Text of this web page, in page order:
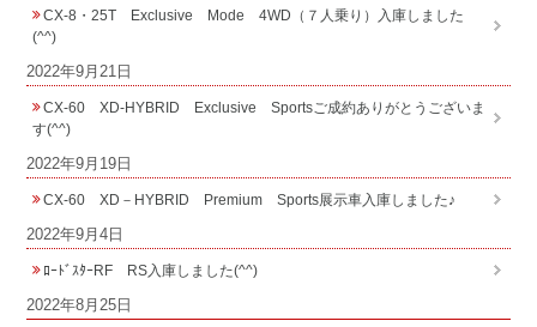
CX-8・25T Exclusive Mode 4WD（７人乗り）入庫しました
(^^)
2022年9月21日
CX-60 XD-HYBRID Exclusive Sportsご成約ありがとうございま
す(^^)
2022年9月19日
CX-60 XD－HYBRID Premium Sports展示車入庫しました♪
2022年9月4日
ﾛｰﾄﾞｽﾀｰRF RS入庫しました(^^)
2022年8月25日